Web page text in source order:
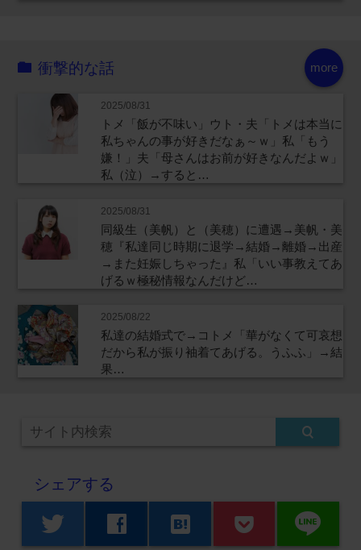
more
衝撃的な話
2025/08/31
トメ「飯が不味い」ウト・夫「トメは本当に
私ちゃんの事が好きだなぁ～ｗ」私「もう
嫌！」夫「母さんはお前が好きなんだよｗ」
私（泣）→すると…
2025/08/31
同級生（美帆）と（美穂）に遭遇→美帆・美
穂『私達同じ時期に退学→結婚→離婚→出産
→また妊娠しちゃった』私「いい事教えてあ
げるｗ極秘情報なんだけど…
2025/08/22
私達の結婚式で→コトメ「華がなくて可哀想
だから私が振り袖着てあげる。うふふ」→結
果…
シェアする
twitter facebook hatenabookmark line